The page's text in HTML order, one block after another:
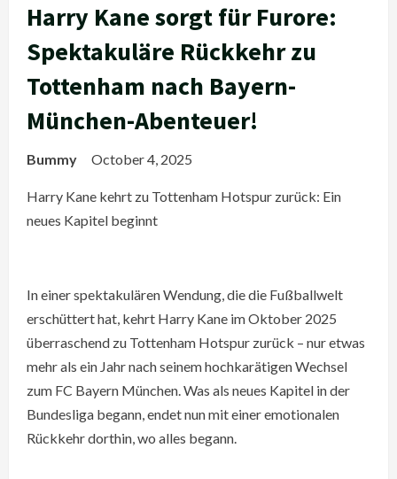
Harry Kane sorgt für Furore:
Spektakuläre Rückkehr zu
Tottenham nach Bayern-
München-Abenteuer!
Bummy October 4, 2025
Harry Kane kehrt zu Tottenham Hotspur zurück: Ein
neues Kapitel beginnt
In einer spektakulären Wendung, die die Fußballwelt
erschüttert hat, kehrt Harry Kane im Oktober 2025
überraschend zu Tottenham Hotspur zurück – nur etwas
mehr als ein Jahr nach seinem hochkarätigen Wechsel
zum FC Bayern München. Was als neues Kapitel in der
Bundesliga begann, endet nun mit einer emotionalen
Rückkehr dorthin, wo alles begann.